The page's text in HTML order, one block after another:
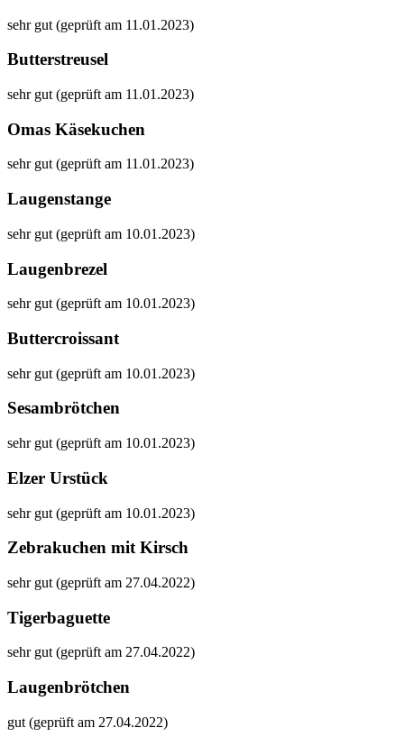
sehr gut (geprüft am 11.01.2023)
Butterstreusel
sehr gut (geprüft am 11.01.2023)
Omas Käsekuchen
sehr gut (geprüft am 11.01.2023)
Laugenstange
sehr gut (geprüft am 10.01.2023)
Laugenbrezel
sehr gut (geprüft am 10.01.2023)
Buttercroissant
sehr gut (geprüft am 10.01.2023)
Sesambrötchen
sehr gut (geprüft am 10.01.2023)
Elzer Urstück
sehr gut (geprüft am 10.01.2023)
Zebrakuchen mit Kirsch
sehr gut (geprüft am 27.04.2022)
Tigerbaguette
sehr gut (geprüft am 27.04.2022)
Laugenbrötchen
gut (geprüft am 27.04.2022)